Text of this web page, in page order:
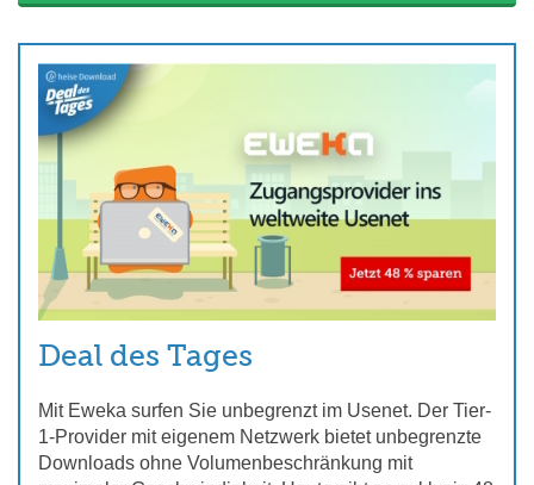
Deal des Tages
Mit Eweka surfen Sie unbegrenzt im Usenet. Der Tier-
1-Provider mit eigenem Netzwerk bietet unbegrenzte
Downloads ohne Volumenbeschränkung mit